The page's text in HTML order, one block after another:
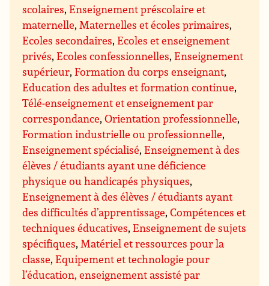
scolaires,Enseignement préscolaire et
maternelle,Maternelles et écoles primaires,
Ecoles secondaires,Ecoles et enseignement
privés,Ecoles confessionnelles,Enseignement
supérieur,Formation du corps enseignant,
Education des adultes et formation continue,
Télé-enseignement et enseignement par
correspondance,Orientation professionnelle,
Formation industrielle ou professionnelle,
Enseignement spécialisé,Enseignement à des
élèves / étudiants ayant une déficience
physique ou handicapés physiques,
Enseignement à des élèves / étudiants ayant
des difficultés d’apprentissage,Compétences et
techniques éducatives,Enseignement de sujets
spécifiques,Matériel et ressources pour la
classe,Equipement et technologie pour
l’éducation, enseignement assisté par